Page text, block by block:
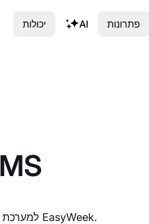
מדריך מפורט לחיבור אינטגרציית AlphaSMS למערכת הזמנות אונליין EasyWeek.
יכולות AI פתרונות